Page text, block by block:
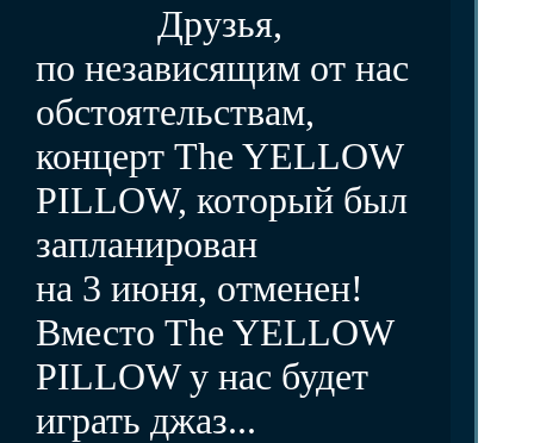
Друзья,
по независящим от нас
обстоятельствам,
концерт The YELLOW
PILLOW, который был
запланирован
на 3 июня, отменен!
Вместо The YELLOW
PILLOW у нас будет
играть джаз...